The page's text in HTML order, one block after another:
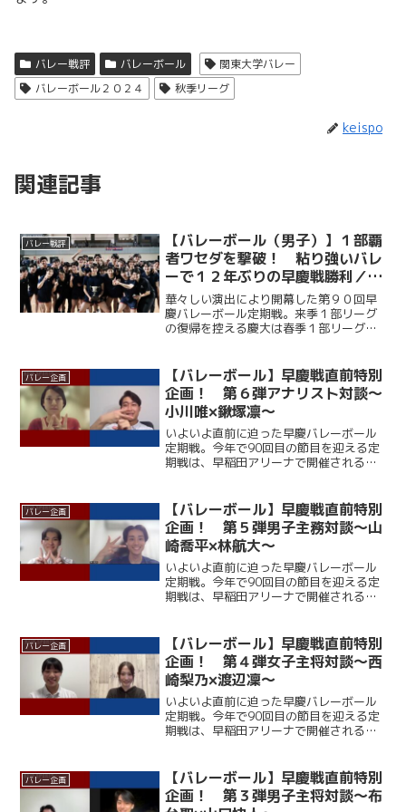
バレー戦評 バレーボール
関東大学バレー
バレーボール２０２４
秋季リーグ
keispo
関連記事
バレー戦評
【バレーボール（男子）】１部覇
者ワセダを撃破！ 粘り強いバレ
ーで１２年ぶりの早慶戦勝利／第
９０回早慶バレーボール定期戦
華々しい演出により開幕した第９０回早
慶バレーボール定期戦。来季１部リーグ
の復帰を控える慶大は春季１部リーグ王
は中村玲央（総２・福大附大濠）が連続
得点を挙げるなど着実にリ...
バレー企画
【バレーボール】早慶戦直前特別
企画！ 第６弾アナリスト対談～
小川唯×鍬塚凛～
いよいよ直前に迫った早慶バレーボール
定期戦。今年で90回目の節目を迎える定
期戦は、早稲田アリーナで開催される。
ており、打倒・ワセダに向けて勢いに乗
っている。一方の早大...
バレー企画
【バレーボール】早慶戦直前特別
企画！ 第５弾男子主務対談～山
崎喬平×林航大～
いよいよ直前に迫った早慶バレーボール
定期戦。今年で90回目の節目を迎える定
期戦は、早稲田アリーナで開催される。
ており、打倒・ワセダに向けて勢いに乗
っている。一方の早大...
バレー企画
【バレーボール】早慶戦直前特別
企画！ 第４弾女子主将対談～西
崎梨乃×渡辺凜～
いよいよ直前に迫った早慶バレーボール
定期戦。今年で90回目の節目を迎える定
期戦は、早稲田アリーナで開催される。
ており、打倒・ワセダに向けて勢いに乗
っている。一方の早大...
バレー企画
【バレーボール】早慶戦直前特別
企画！ 第３弾男子主将対談～布